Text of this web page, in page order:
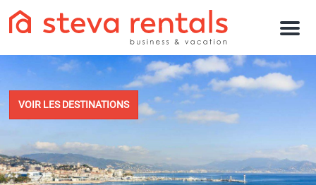
M
n
VOIR LES DESTINATIONS